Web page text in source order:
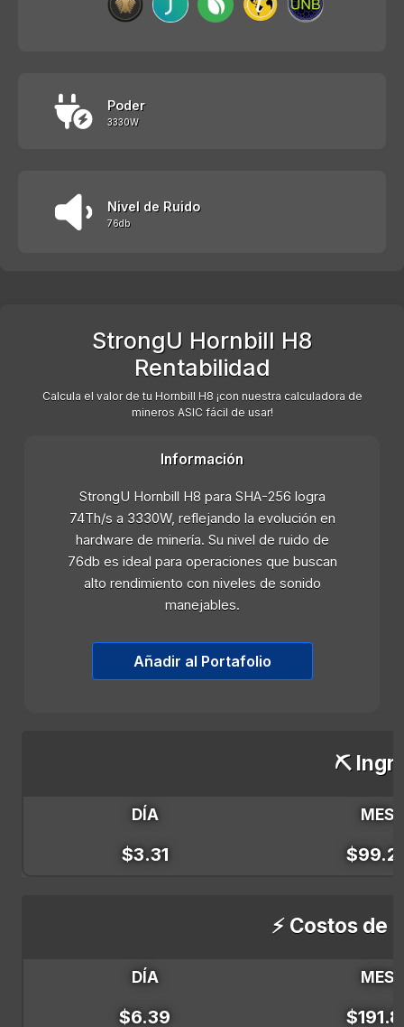
Poder
3330W
Nivel de Ruido
76db
StrongU Hornbill H8
Rentabilidad
Calcula el valor de tu Hornbill H8 ¡con nuestra calculadora de
mineros ASIC fácil de usar!
Información
StrongU Hornbill H8 para SHA-256 logra
74Th/s a 3330W, reflejando la evolución en
hardware de minería. Su nivel de ruido de
76db es ideal para operaciones que buscan
alto rendimiento con niveles de sonido
manejables.
Añadir al Portafolio
⛏️
DÍA MES
$3.31
⚡ Costos de
DÍA MES
$6.39